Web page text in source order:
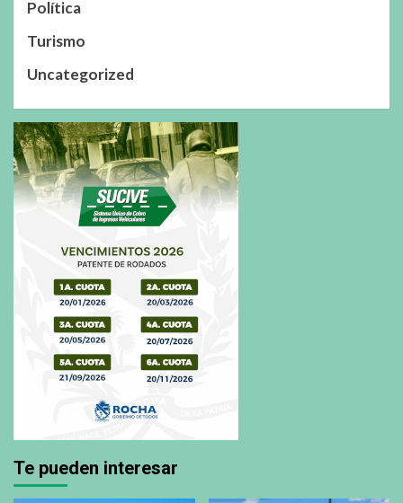
Política
Turismo
Uncategorized
Te pueden interesar